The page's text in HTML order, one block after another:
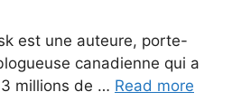
est une auteure, porte-
canadienne qui a
millions de … Read more